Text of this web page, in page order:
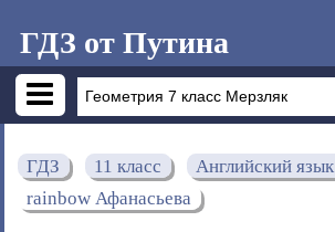
ГДЗ от Путина
ГДЗ 11 класс
Английский язык
rainbow Афанасьева